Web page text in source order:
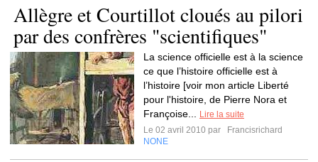
Allègre et Courtillot cloués au pilori
par des confrères "scientifiques"
La science officielle est à la science
ce que l’histoire officielle est à
l’histoire [voir mon article Liberté
pour l'histoire, de Pierre Nora et
Françoise...
Lire la suite
Le 02 avril 2010 par
Francisrichard
NONE